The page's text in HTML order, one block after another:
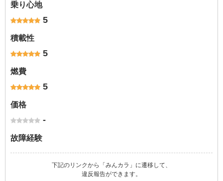
乗り心地
5
積載性
5
燃費
5
価格
-
故障経験
下記のリンクから「みんカラ」に遷移して、
違反報告ができます。